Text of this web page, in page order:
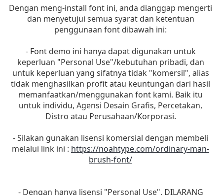
Dengan meng-install font ini, anda dianggap mengerti
dan menyetujui semua syarat dan ketentuan
penggunaan font dibawah ini:
- Font demo ini hanya dapat digunakan untuk
keperluan "Personal Use"/kebutuhan pribadi, dan
untuk keperluan yang sifatnya tidak "komersil", alias
tidak menghasilkan profit atau keuntungan dari hasil
memanfaatkan/menggunakan font kami. Baik itu
untuk individu, Agensi Desain Grafis, Percetakan,
Distro atau Perusahaan/Korporasi.
- Silakan gunakan lisensi komersial dengan membeli
melalui link ini : https://noahtype.com/ordinary-man-
brush-font/
- Dengan hanya lisensi "Personal Use", DILARANG